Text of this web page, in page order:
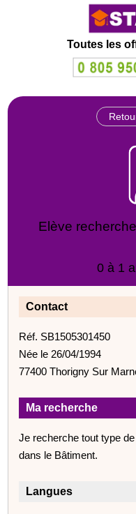
Toutes les
Elève
0 à 1
Contact
Réf. SB1505301450
Née le 26/04/1994
77400 Thorigny Sur
Ma recherche
Je recherche tout type
dans le Bâtiment.
Langues